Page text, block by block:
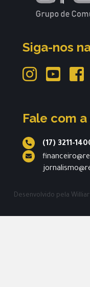
Siga-nos
Fale com
(17) 3211-
Desenvolvido pela